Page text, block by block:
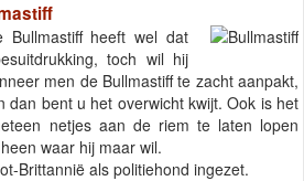
Bullmastiff heeft wel dat
toch wil hij
men de Bullmastiff te zacht aanpakt,
dan bent u het overwicht kwijt. Ook is het
netjes aan de riem te laten lopen
waar hij maar wil.
Brittannië als politiehond ingezet.